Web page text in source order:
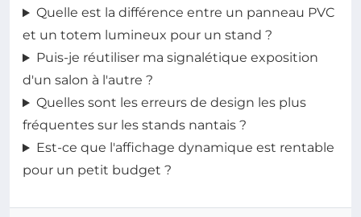
Quelle est la différence entre un panneau PVC
et un totem lumineux pour un stand ?
Puis-je réutiliser ma signalétique exposition
d'un salon à l'autre ?
Quelles sont les erreurs de design les plus
fréquentes sur les stands nantais ?
Est-ce que l'affichage dynamique est rentable
pour un petit budget ?